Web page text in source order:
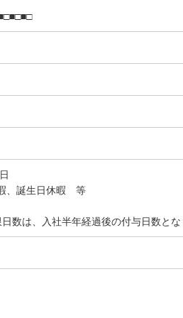
、誕生日休暇 等
数は、入社半年経過後の付与日数と